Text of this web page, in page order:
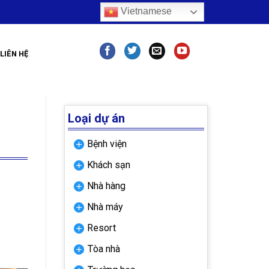
LIÊN HỆ
Loại dự án
Bệnh viện
Khách sạn
Nhà hàng
Nhà máy
Resort
Tòa nhà
Vietnamese